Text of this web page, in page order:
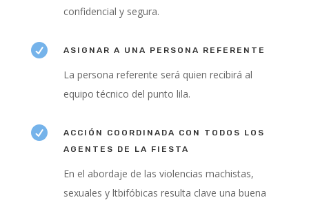
confidencial y segura.
 ASIGNAR A UNA PERSONA REFERENTE
La persona referente será quien recibirá al
equipo técnico del punto lila.

ACCIÓN COORDINADA CON TODOS LOS
AGENTES DE LA FIESTA
En el abordaje de las violencias machistas,
sexuales y ltbifóbicas resulta clave una buena